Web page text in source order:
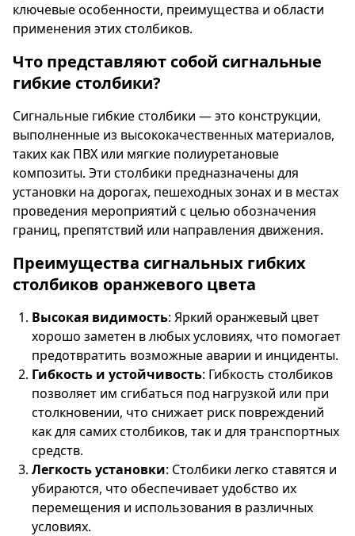
ключевые особенности, преимущества и области
применения этих столбиков.
Что представляют собой сигнальные
гибкие столбики?
Сигнальные гибкие столбики — это конструкции,
выполненные из высококачественных материалов,
таких как ПВХ или мягкие полиуретановые
композиты. Эти столбики предназначены для
установки на дорогах, пешеходных зонах и в местах
проведения мероприятий с целью обозначения
границ, препятствий или направления движения.
Преимущества сигнальных гибких
столбиков оранжевого цвета
Высокая видимость: Яркий оранжевый цвет
хорошо заметен в любых условиях, что помогает
предотвратить возможные аварии и инциденты.
Гибкость и устойчивость: Гибкость столбиков
позволяет им сгибаться под нагрузкой или при
столкновении, что снижает риск повреждений
как для самих столбиков, так и для транспортных
средств.
Легкость установки: Столбики легко ставятся и
убираются, что обеспечивает удобство их
перемещения и использования в различных
условиях.